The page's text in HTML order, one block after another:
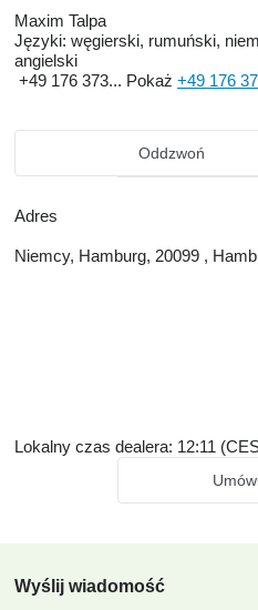
Maxim Talpa
Języki: węgierski, rumuński,
angielski
+49 176 373... Pokaż +49 176
Oddzwoń
Adres
Niemcy, Hamburg, 20099 ,
Lokalny czas dealera: 12:11
Wyślij wiadomość